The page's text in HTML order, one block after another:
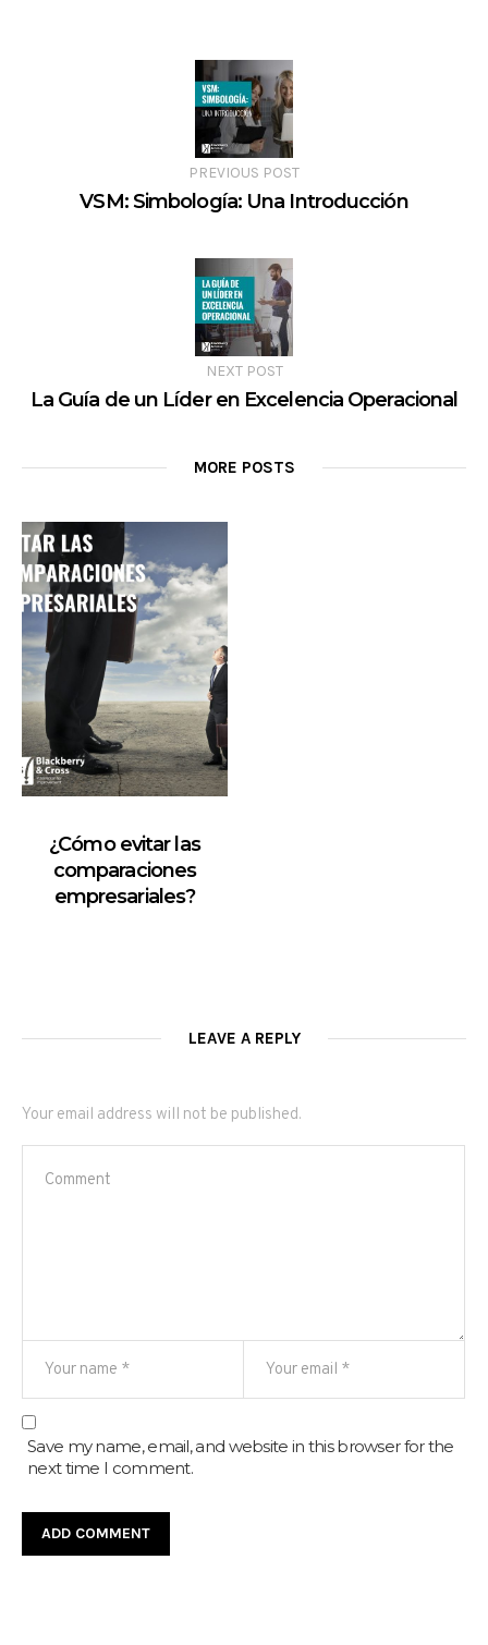
PREVIOUS POST
VSM: Simbología: Una Introducción
NEXT POST
La Guía de un Líder en Excelencia Operacional
MORE POSTS
¿Cómo evitar las
comparaciones
empresariales?
LEAVE A REPLY
Your email address will not be published.
Save my name, email, and website in this browser for the
next time I comment.